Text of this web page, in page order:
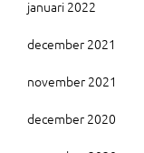
januari 2022
december 2021
november 2021
december 2020